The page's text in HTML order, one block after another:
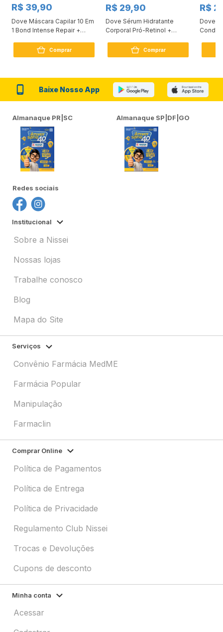
R$ 39,90
Dove Máscara Capilar 10 Em
1 Bond Intense Repair +
Comprar
R$ 29,90
Dove Sérum Hidratante
Corporal Pró-Retinol +
Comprar
R$
Dove
Baixe Nosso App
Almanaque PR|SC Almanaque SP|DF|GO
Redes sociais
Institucional
Sobre a Nissei
Nossas lojas
Trabalhe conosco
Blog
Mapa do Site
Serviços
Convênio Farmácia MedME
Farmácia Popular
Manipulação
Farmaclin
Comprar Online
Política de Pagamentos
Política de Entrega
Política de Privacidade
Regulamento Club Nissei
Trocas e Devoluções
Cupons de desconto
Minha conta
Acessar